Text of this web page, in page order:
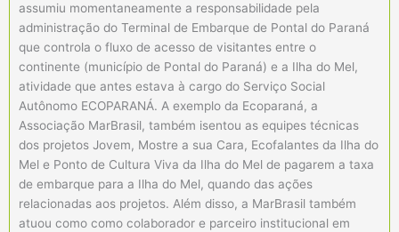
assumiu momentaneamente a responsabilidade pela
administração do Terminal de Embarque de Pontal do Paraná
que controla o fluxo de acesso de visitantes entre o
continente (município de Pontal do Paraná) e a Ilha do Mel,
atividade que antes estava à cargo do Serviço Social
Autônomo ECOPARANÁ. A exemplo da Ecoparaná, a
Associação MarBrasil, também isentou as equipes técnicas
dos projetos Jovem, Mostre a sua Cara, Ecofalantes da Ilha do
Mel e Ponto de Cultura Viva da Ilha do Mel de pagarem a taxa
de embarque para a Ilha do Mel, quando das ações
relacionadas aos projetos. Além disso, a MarBrasil também
atuou como como colaborador e parceiro institucional em